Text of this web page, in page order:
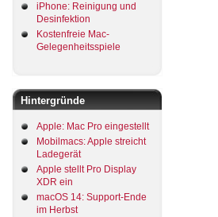
iPhone: Reinigung und
Desinfektion
Kostenfreie Mac-
Gelegenheitsspiele
Hintergründe
Apple: Mac Pro eingestellt
Mobilmacs: Apple streicht
Ladegerät
Apple stellt Pro Display
XDR ein
macOS 14: Support-Ende
im Herbst